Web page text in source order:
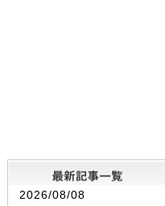
2026/08/08